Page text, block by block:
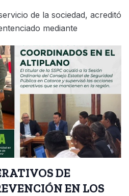
de la sociedad, acreditó
mediante
DE
EN LOS